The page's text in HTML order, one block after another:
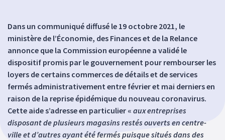
Dans un communiqué diffusé le 19 octobre 2021, le
ministère de l’Économie, des Finances et de la Relance
annonce que la Commission européenne a validé le
dispositif promis par le gouvernement pour rembourser les
loyers de certains commerces de détails et de services
fermés administrativement entre février et mai derniers en
raison de la reprise épidémique du nouveau coronavirus.
Cette aide s’adresse en particulier « aux entreprises
disposant de plusieurs magasins restés ouverts en centre-
ville et d’autres ayant été fermés puisque situés dans des